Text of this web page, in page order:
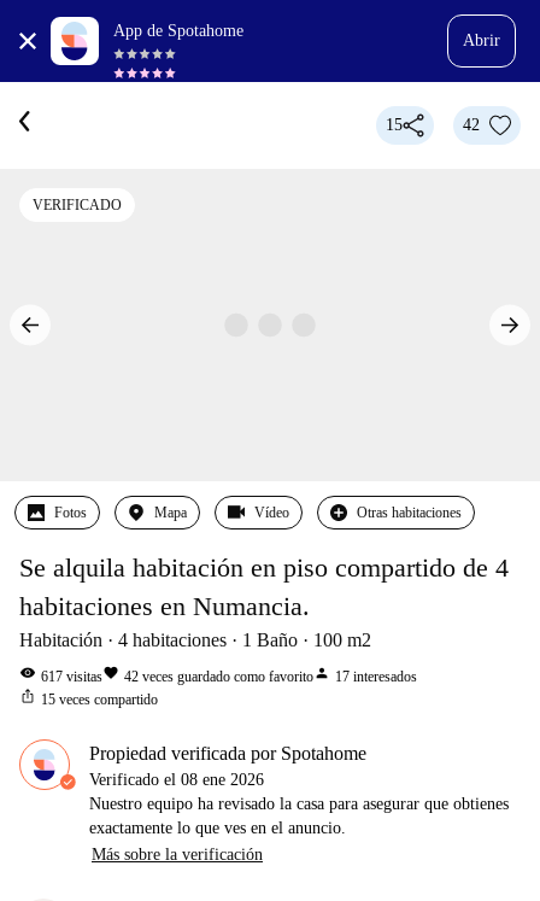
App de Spotahome
Abrir
15 42
VERIFICADO
Fotos Mapa Vídeo Otras habitaciones
Se alquila habitación en piso compartido de 4
habitaciones en Numancia.
Habitación 4 habitaciones 1 Baño 100 m2
visibility 617 visitasfavorite 42 veces guardado como favoritoperson 17 interesados
ios_share 15 veces compartido
Propiedad verificada por Spotahome
Verificado el 08 ene 2026
Nuestro equipo ha revisado la casa para asegurar que obtienes
exactamente lo que ves en el anuncio.
Más sobre la verificación